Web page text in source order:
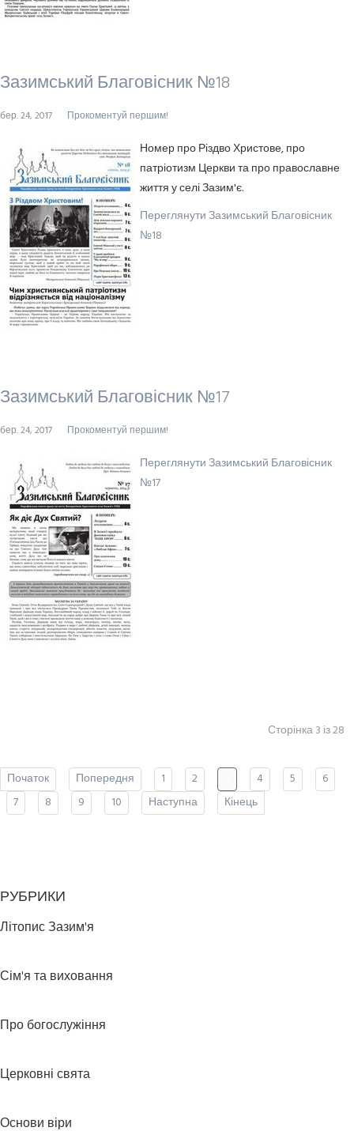
Зазимський Благовісник №18
бер. 24, 2017 Прокоментуй першим!
Номер про Різдво Христове, про
патріотизм Церкви та про православне
життя у селі Зазим'є.
Переглянути Зазимський Благовісник
№18
Зазимський Благовісник №17
бер. 24, 2017 Прокоментуй першим!
Переглянути Зазимський Благовісник
№17
Сторінка 3 із 28
Початок Попередня 1 2 4 5
6
7
8 9 10 Наступна Кінець
РУБРИКИ
Літопис Зазим'я
Сім'я та виховання
Про богослужіння
Церковні свята
Основи віри